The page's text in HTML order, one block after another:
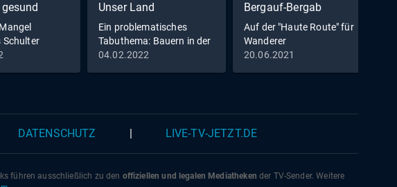
Schulter
go
Unser Land
Ein problematisches
Tabuthema: Bauern in der
Psycho-Krise
04.02.2022
Bergauf-Bergab
Auf der "Haute Route" für
Wanderer
20.06.2021
DATENSCHUTZ LIVE-TV-JETZT.DE
führen ausschließlich zu den offiziellen und legalen Mediatheken der TV-Sender. Weitere